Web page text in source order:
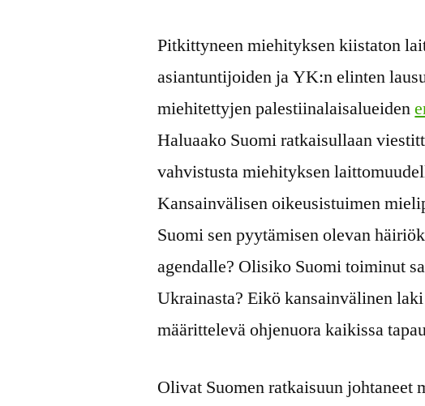
Pitkittyneen miehityksen kiistaton
asiantuntijoiden ja YK:n elinten
miehitettyjen palestiinalaisalueiden
Haluaako Suomi ratkaisullaan
vahvistusta miehityksen
Kansainvälisen oikeusistuimen
Suomi sen pyytämisen olevan
agendalle? Olisiko Suomi toiminut
Ukrainasta? Eikö kansainvälinen
määrittelevä ohjenuora kaikissa
Olivat Suomen ratkaisuun